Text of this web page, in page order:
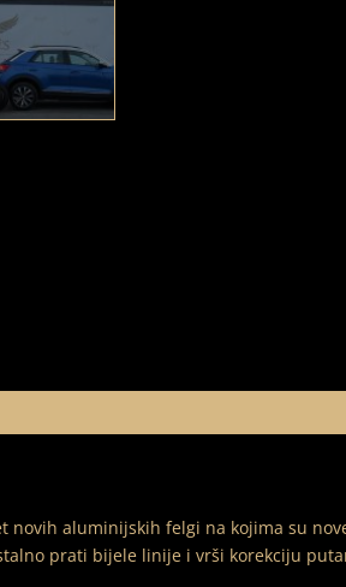
aluminijskih felgi na kojima su
prati bijele linije i vrši korekciju